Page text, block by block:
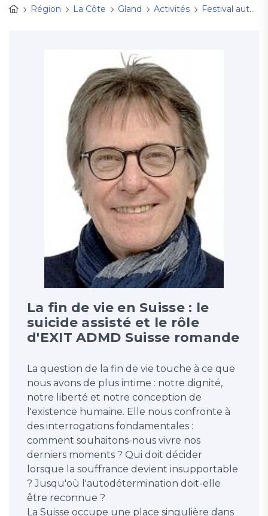
Région
La Côte Gland Activités Festival autour de la mort
La fin de vie en Suisse : le
suicide assisté et le rôle
d'EXIT ADMD Suisse romande
La question de la fin de vie touche à ce que
nous avons de plus intime : notre dignité,
notre liberté et notre conception de
l'existence humaine. Elle nous confronte à
des interrogations fondamentales :
comment souhaitons-nous vivre nos
derniers moments ? Qui doit décider
lorsque la souffrance devient insupportable
? Jusqu'où l'autodétermination doit-elle
être reconnue ?
La Suisse occupe une place singulière dans